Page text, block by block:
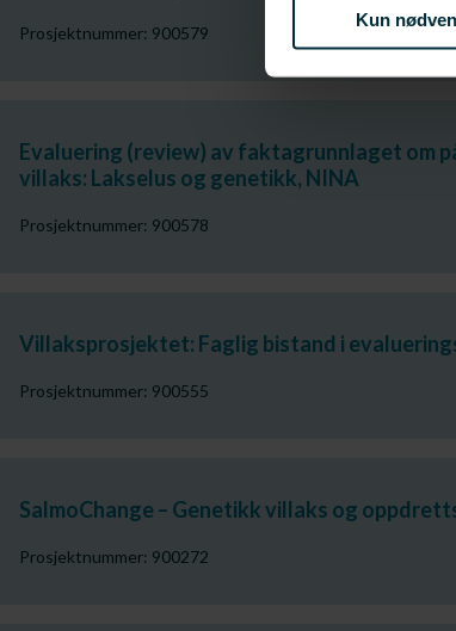
Kun
Prosjektnummer: 900579
Evaluering (review) av faktagrunnlaget om
villaks: Lakselus og genetikk, NINA
Prosjektnummer: 900578
Villaksprosjektet: Faglig bistand i
Prosjektnummer: 900555
SalmoChange – Genetikk villaks og
Prosjektnummer: 900272